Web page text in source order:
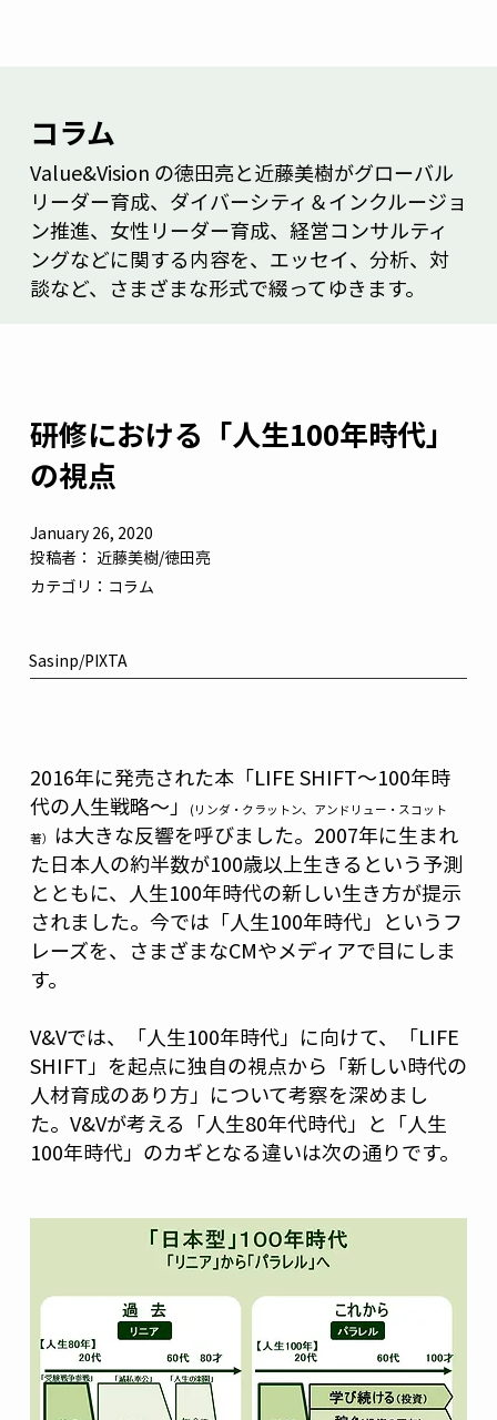
Sasinp/PIXTA
2016年に発売された本「LIFE SHIFT～100年時
代の人生戦略～」
(リンダ・クラットン、アンドリュー・スコット
著）
は大きな反響を呼びました。2007年に生まれ
た日本人の約半数が100歳以上生きるという予測
とともに、人生100年時代の新しい生き方が提示
されました。今では「人生100年時代」というフ
レーズを、さまざまなCMやメディアで目にしま
す。
V&Vでは、「人生100年時代」に向けて、「LIFE
SHIFT」を起点に独自の視点から「新しい時代の
人材育成のあり方」について考察を深めまし
た。V&Vが考える「人生80年代時代」と「人生
100年時代」のカギとなる違いは次の通りです。
January 26, 2020
投稿者：
コラム
カテゴリ：
近藤美樹/徳田亮
研修における「人生100年時代」
の視点
コラム
Value&Vision の徳田亮と近藤美樹がグローバル
リーダー育成、ダイバーシティ＆インクルージョ
ン推進、女性リーダー育成、経営コンサルティ
ングなどに関する内容を、エッセイ、分析、対
談など、さまざまな形式で綴ってゆきます。